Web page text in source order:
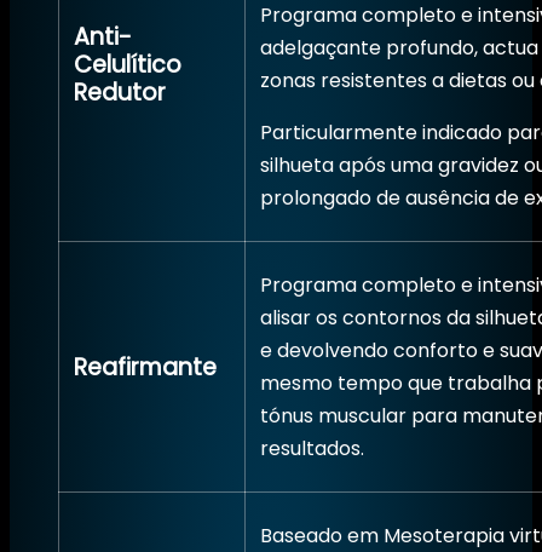
Anti-
Celulítico
Redutor
Programa completo e
adelgaçante profundo,
zonas resistentes a dietas
Particularmente indicado
silhueta após uma gravidez
prolongado de ausência de
Reafirmante
Programa completo e
alisar os contornos da
e devolvendo conforto e
mesmo tempo que trabalha
tónus muscular para
resultados.
Baseado em Mesoterapia